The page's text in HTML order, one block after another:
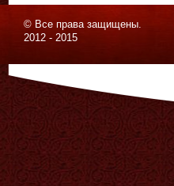
© Все права защищены.
2012 - 2015